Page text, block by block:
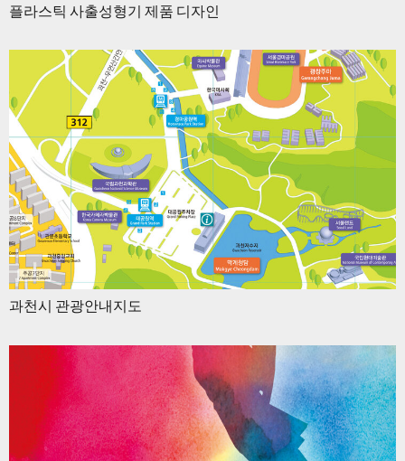
플라스틱 사출성형기 제품 디자인
과천시 관광안내지도